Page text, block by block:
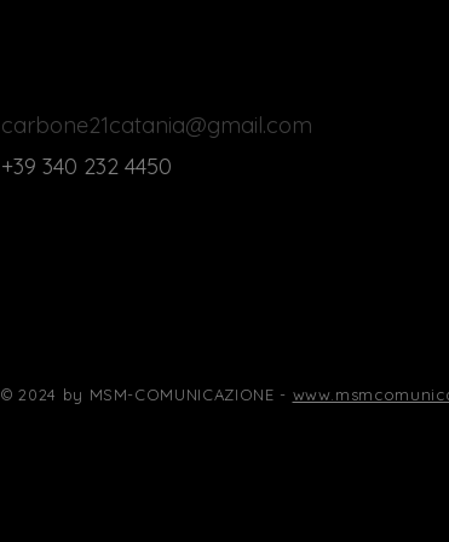
carbone21catania@gmail.com
+39 340 232 4450
© 2024 by MSM-COMUNICAZIONE -